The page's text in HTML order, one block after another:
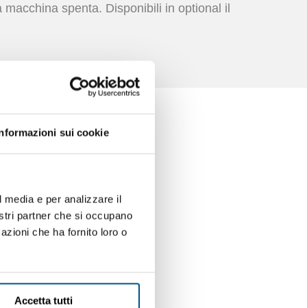
sui cookie
e per analizzare il
partner che si occupano
che ha fornito loro o
Accetta tutti
spenta. Disponibili in optional il